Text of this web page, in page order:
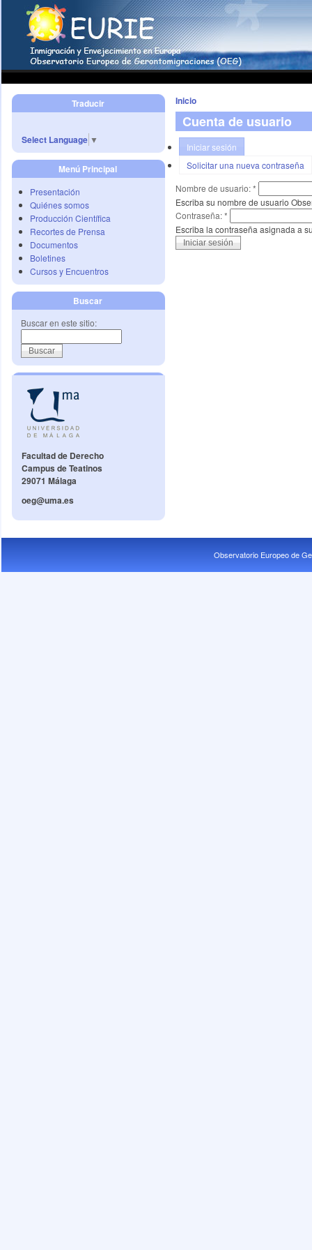
Traducir
Select Language ▼
Menú Principal
Presentación
Quiénes somos
Producción Científica
Recortes de Prensa
Documentos
Boletines
Cursos y Encuentros
Buscar
Buscar en este sitio:
Facultad de Derecho
Campus de Teatinos
29071 Málaga
oeg@uma.es
Inicio
Cuenta de usuario
Iniciar sesión
Solicitar una nueva contraseña
Nombre de usuario:*
Escriba su nombre de usuario
Contraseña:*
Escriba la contraseña asignada a
Observatorio Europeo de